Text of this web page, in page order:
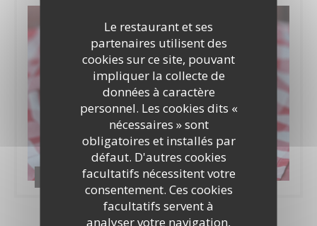
Le restaurant et ses
partenaires utilisent des
cookies sur ce site, pouvant
impliquer la collecte de
données à caractère
personnel. Les cookies dits «
nécessaires » sont
obligatoires et installés par
défaut. D'autres cookies
facultatifs nécessitent votre
consentement. Ces cookies
facultatifs servent à
analyser votre navigation,
Food & Drinks